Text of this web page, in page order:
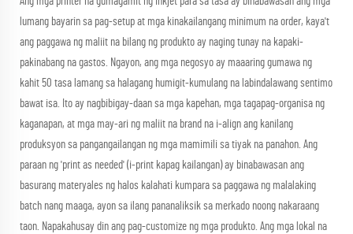
lumang bayarin sa pag-setup at mga kinakailangang minimum na order, kaya't
ang paggawa ng maliit na bilang ng produkto ay naging tunay na kapaki-
pakinabang na gastos. Ngayon, ang mga negosyo ay maaaring gumawa ng
kahit 50 tasa lamang sa halagang humigit-kumulang na labindalawang sentimo
bawat isa. Ito ay nagbibigay-daan sa mga kapehan, mga tagapag-organisa ng
kaganapan, at mga may-ari ng maliit na brand na i-align ang kanilang
produksyon sa pangangailangan ng mga mamimili sa tiyak na panahon. Ang
paraan ng 'print as needed' (i-print kapag kailangan) ay binabawasan ang
basurang materyales ng halos kalahati kumpara sa paggawa ng malalaking
batch nang maaga, ayon sa ilang pananaliksik sa merkado noong nakaraang
taon. Napakahusay din ang pag-customize ng mga produkto. Ang mga lokal na